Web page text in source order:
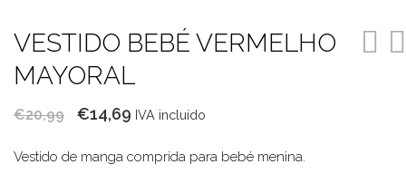
VESTIDO BEBÉ VERMELHO
MAYORAL
€20,99
O
original
€14,69 O
atual
IVA incluído
Vestido de manga comprida para bebé menina.